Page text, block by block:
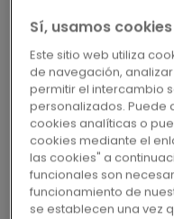
MÁS
Sí, usamos cookies
Este sitio web utiliza
de navegación,
permitir el intercambio
personalizados. Puede
cookies analíticas o
cookies mediante el
las cookies" a
funcionales son
funcionamiento de
se establecen una vez